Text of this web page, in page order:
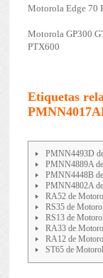
Motorola Edge 70
Motorola GP300
PTX600
Etiquetas
PMNN4493D
PMNN4889A
PMNN4448B
PMNN4802A
RA52 de
RS35 de
RS13 de
RA33 de
RA12 de
ST65 de